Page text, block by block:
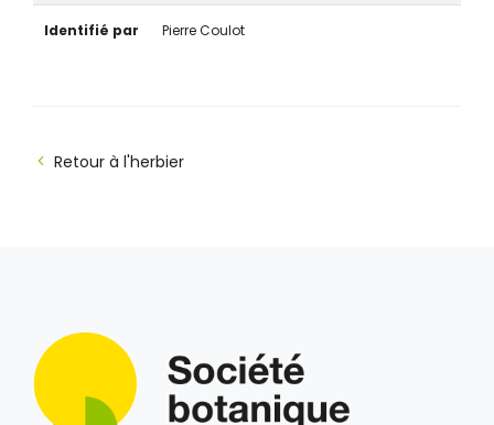
Identifié par Pierre Coulot
Retour à l'herbier